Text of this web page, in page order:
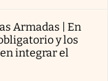
Armadas | En
y los
integrar el